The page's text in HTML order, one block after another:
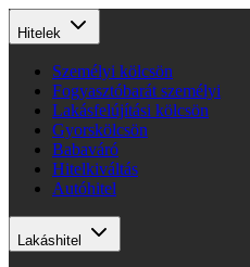
Hitelek
Személyi kölcsön
Fogyasztóbarát személyi
Lakásfelújítási kölcsön
Gyorskölcsön
Babaváró
Hitelkiváltás
Autóhitel
Lakáshitel